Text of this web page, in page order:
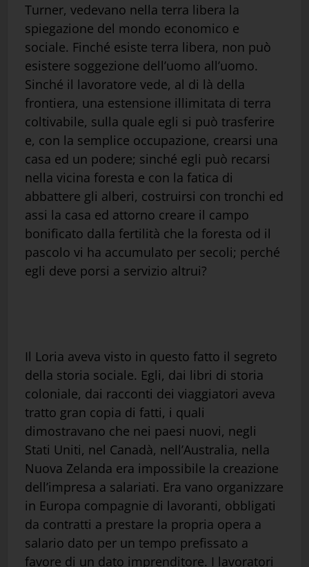
Turner, vedevano nella terra libera la
spiegazione del mondo economico e
sociale. Finché esiste terra libera, non può
esistere soggezione dell’uomo all’uomo.
Sinché il lavoratore vede, al di là della
frontiera, una estensione illimitata di terra
coltivabile, sulla quale egli si può trasferire
e, con la semplice occupazione, crearsi una
casa ed un podere; sinché egli può recarsi
nella vicina foresta e con la fatica di
abbattere gli alberi, costruirsi con tronchi ed
assi la casa ed attorno creare il campo
bonificato dalla fertilità che la foresta od il
pascolo vi ha accumulato per secoli; perché
egli deve porsi a servizio altrui?
Il Loria aveva visto in questo fatto il segreto
della storia sociale. Egli, dai libri di storia
coloniale, dai racconti dei viaggiatori aveva
tratto gran copia di fatti, i quali
dimostravano che nei paesi nuovi, negli
Stati Uniti, nel Canadà, nell’Australia, nella
Nuova Zelanda era impossibile la creazione
dell’impresa a salariati. Era vano organizzare
in Europa compagnie di lavoranti, obbligati
da contratti a prestare la propria opera a
salario dato per un tempo prefissato a
favore di un dato imprenditore. I lavoratori